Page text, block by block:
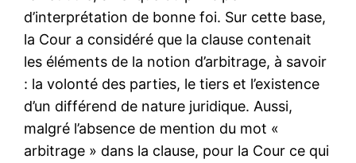
d’interprétation de bonne foi. Sur cette base,
la Cour a considéré que la clause contenait
les éléments de la notion d’arbitrage, à savoir
: la volonté des parties, le tiers et l’existence
d’un différend de nature juridique. Aussi,
malgré l’absence de mention du mot «
arbitrage » dans la clause, pour la Cour ce qui